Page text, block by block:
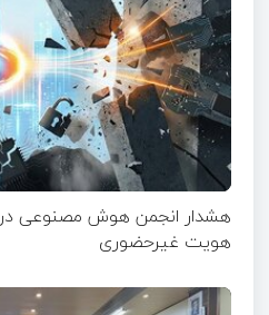
هشدار انجمن هوش مصنوعی
هویت غیرحضوری